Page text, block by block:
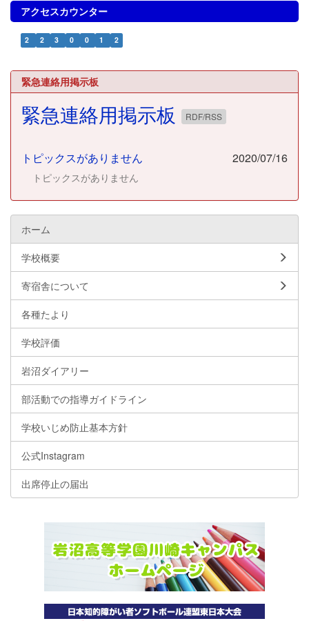
アクセスカウンター
2 2 3 0 0 1 2
緊急連絡用掲示板
緊急連絡用掲示板 RDF/RSS
トピックスがありません 2020/07/16
トピックスがありません
ホーム
学校概要
寄宿舎について
各種たより
学校評価
岩沼ダイアリー
部活動での指導ガイドライン
学校いじめ防止基本方針
公式Instagram
出席停止の届出